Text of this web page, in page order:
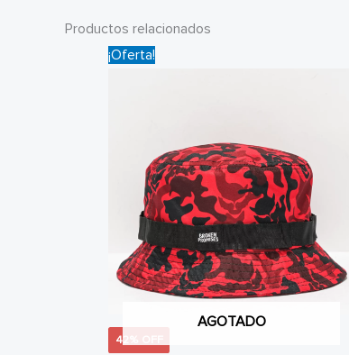
Productos relacionados
¡Oferta!
42% OFF
AGOTADO